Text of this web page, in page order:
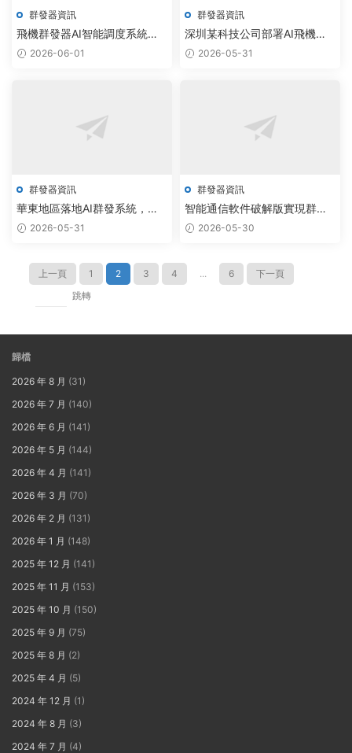
群發器資訊
飛機群發器AI智能調度系統實
現通信效率300%躍升
2026-06-01
群發器資訊
深圳某科技公司部署AI飛機群
發器，日均處理10萬條批量私
2026-05-31
群發器資訊
華東地區落地AI群發系統，自
動化采集與批量私信技術驅動
2026-05-31
群發器資訊
智能通信軟件破解版實現群發
調度效率提升300%
2026-05-30
上一頁 1 2 3 4 ... 6
下一頁
跳轉
歸檔
2026 年 8 月 (31)
2026 年 7 月 (140)
2026 年 6 月 (141)
2026 年 5 月 (144)
2026 年 4 月 (141)
2026 年 3 月 (70)
2026 年 2 月 (131)
2026 年 1 月 (148)
2025 年 12 月 (141)
2025 年 11 月 (153)
2025 年 10 月 (150)
2025 年 9 月 (75)
2025 年 8 月 (2)
2025 年 4 月 (5)
2024 年 12 月 (1)
2024 年 8 月 (3)
2024 年 7 月 (4)